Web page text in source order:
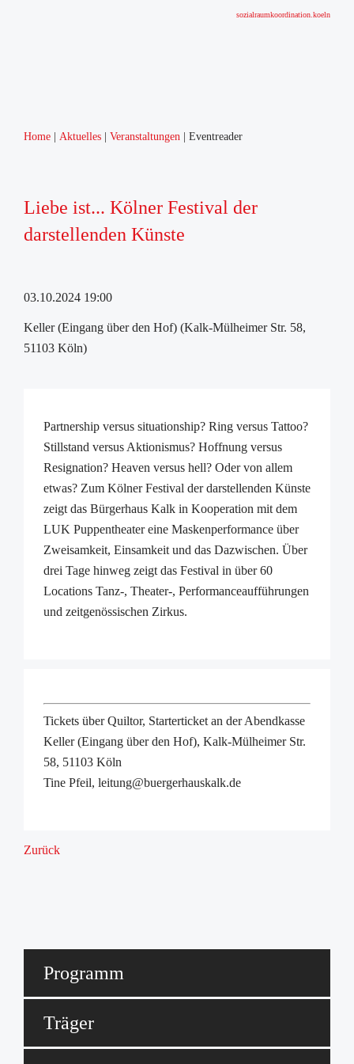
sozialraumkoordination.koeln
Home Aktuelles Veranstaltungen Eventreader
Liebe ist... Kölner Festival der
darstellenden Künste
03.10.2024 19:00
Keller (Eingang über den Hof) (Kalk-Mülheimer Str. 58,
51103 Köln)
Partnership versus situationship? Ring versus Tattoo?
Stillstand versus Aktionismus? Hoffnung versus
Resignation? Heaven versus hell? Oder von allem
etwas? Zum Kölner Festival der darstellenden Künste
zeigt das Bürgerhaus Kalk in Kooperation mit dem
LUK Puppentheater eine Maskenperformance über
Zweisamkeit, Einsamkeit und das Dazwischen. Über
drei Tage hinweg zeigt das Festival in über 60
Locations Tanz-, Theater-, Performanceaufführungen
und zeitgenössischen Zirkus.
Tickets über Quiltor, Starterticket an der Abendkasse
Keller (Eingang über den Hof), Kalk-Mülheimer Str.
58, 51103 Köln
Tine Pfeil, leitung@buergerhauskalk.de
Zurück
Programm
Träger